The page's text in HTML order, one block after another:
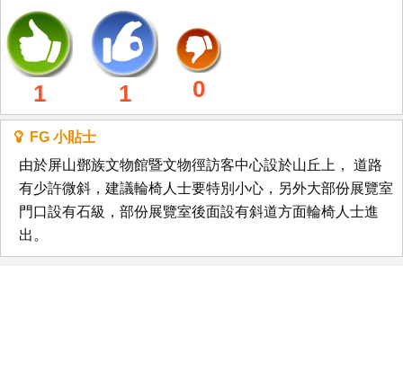
1 1 0
FG 小貼士
由於屏山鄧族文物館暨文物徑訪客中心設於山丘上， 道路
有少許微斜，建議輪椅人士要特別小心，另外大部份展覽室
門口設有石級，部份展覽室後面設有斜道方面輪椅人士進
出。